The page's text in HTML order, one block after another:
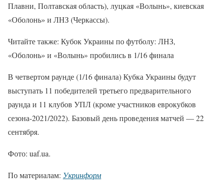
Плавни, Полтавская область), луцкая «Волынь», киевская
«Оболонь» и ЛНЗ (Черкассы).
Читайте также: Кубок Украины по футболу: ЛНЗ,
«Оболонь» и «Волынь» пробились в 1/16 финала
В четвертом раунде (1/16 финала) Кубка Украины будут
выступать 11 победителей третьего предварительного
раунда и 11 клубов УПЛ (кроме участников еврокубков
сезона-2021/2022). Базовый день проведения матчей — 22
сентября.
Фото: uaf.ua.
По материалам: Укринформ